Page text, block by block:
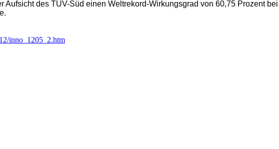
Aufsicht des TÜV-Süd einen Weltrekord-Wirkungsgrad von 60,75 Prozent
inno_1205_2.htm